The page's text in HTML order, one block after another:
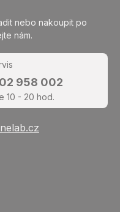
nebo nakoupit po
nám.
958 002
10 - 20 hod.